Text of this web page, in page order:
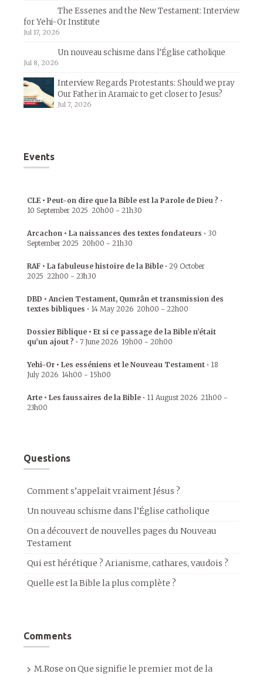
The Essenes and the New Testament: Interview
for Yehi-Or Institute
Jul 17, 2026
Un nouveau schisme dans l’Église catholique
Jul 8, 2026
Interview Regards Protestants: Should we pray
Our Father in Aramaic to get closer to Jesus?
Jul 7, 2026
Events
CLE • Peut-on dire que la Bible est la Parole de Dieu ? •
10 September 2025 20h00 - 21h30
Arcachon • La naissances des textes fondateurs • 30
September 2025 20h00 - 21h30
RAF • La fabuleuse histoire de la Bible • 29 October
2025 22h00 - 23h30
DBD • Ancien Testament, Qumrân et transmission des
textes bibliques • 14 May 2026 20h00 - 22h00
Dossier Biblique • Et si ce passage de la Bible n’était
qu’un ajout ? • 7 June 2026 19h00 - 20h00
Yehi-Or • Les esséniens et le Nouveau Testament • 18
July 2026 14h00 - 15h00
Arte • Les faussaires de la Bible • 11 August 2026 21h00 -
23h00
Questions
Comment s’appelait vraiment Jésus ?
Un nouveau schisme dans l’Église catholique
On a découvert de nouvelles pages du Nouveau
Testament
Qui est hérétique ? Arianisme, cathares, vaudois ?
Quelle est la Bible la plus complète ?
Comments
M.Rose on Que signifie le premier mot de la